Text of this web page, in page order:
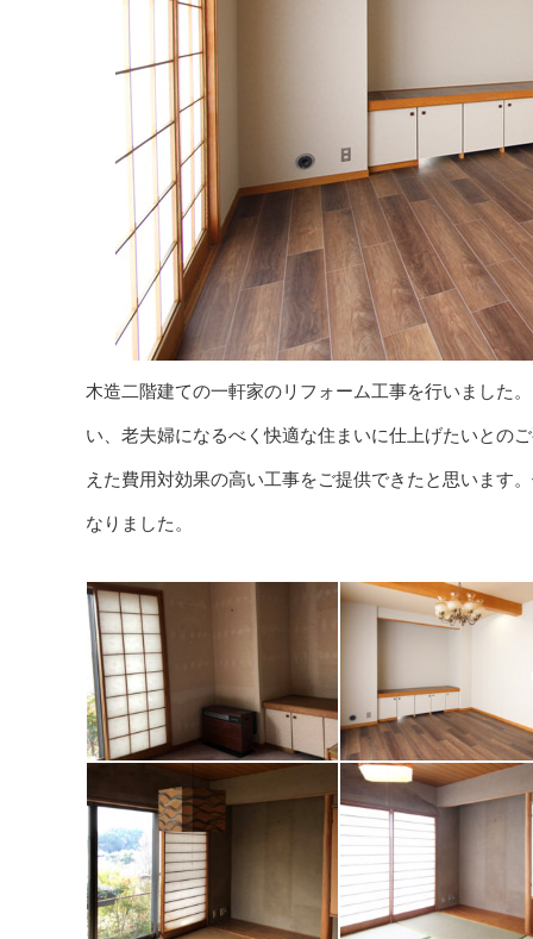
木造二階建ての一軒家のリフォーム工事を行いました
い、老夫婦になるべく快適な住まいに仕上げたいとの
えた費用対効果の高い工事をご提供できたと思います
なりました。